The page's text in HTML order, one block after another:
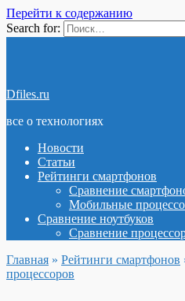
Перейти к содержанию
Search for:
Dfiles.ru
все о технологиях
Новости
Статьи
Рейтинги смартфонов
Сравнение
Мобильные
Сравнение ноутбуков
Сравнение
Главная » Рейтинги смартфонов
процессоров